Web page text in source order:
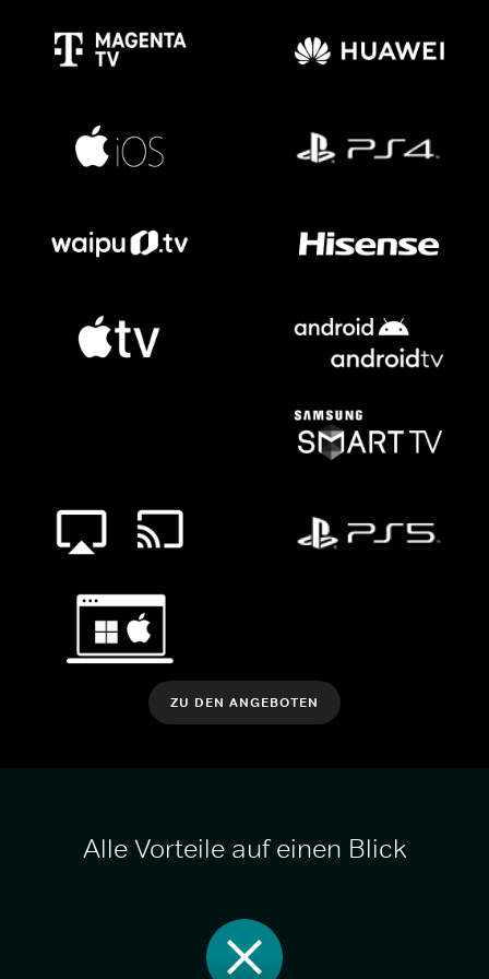
ZU DEN ANGEBOTEN
Alle Vorteile auf einen Blick